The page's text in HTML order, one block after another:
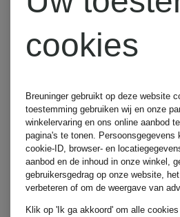
materialen
€ 159,90
cookies
Breuninger gebruikt op deze website
toestemming gebruiken wij en onze
winkelervaring en ons online aanbod
pagina's te tonen.
cookie-ID, browser- en
aanbod en de inhoud in onze winkel,
gebruikersgedrag op onze website,
verbeteren of om de weergave van
Klik op 'Ik ga akkoord' om alle